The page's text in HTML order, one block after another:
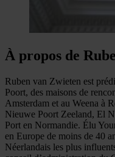
À propos de
Ruben van Zwieten est
Poort, des maisons de
Amsterdam et au Weena à
Nieuwe Poort Zeeland, El
Port en Normandie. Élu
en Europe de moins de 40
Néerlandais les plus